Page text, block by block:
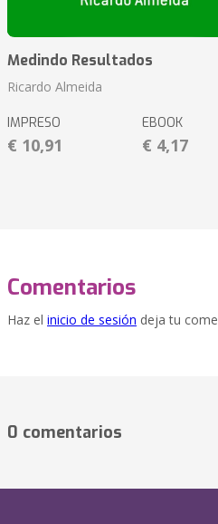
Medindo Resultados
Ricardo Almeida
IMPRESO
€ 10,91
EBOOK
€ 4,17
Comentarios
Haz el inicio de sesión deja tu
0 comentarios